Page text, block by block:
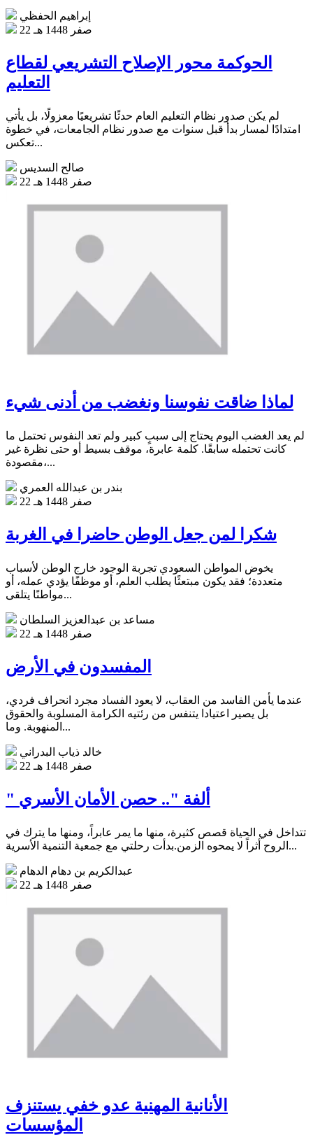
إبراهيم الحفظي
22 صفر 1448 هـ
الحوكمة محور الإصلاح التشريعي لقطاع
التعليم
لم يكن صدور نظام التعليم العام حدثًا تشريعيًا معزولًا، بل يأتي
امتدادًا لمسار بدأ قبل سنوات مع صدور نظام الجامعات، في خطوة
تعكس...
صالح السديس
22 صفر 1448 هـ
لماذا ضاقت نفوسنا ونغضب من أدنى شيء
لم يعد الغضب اليوم يحتاج إلى سببٍ كبير ولم تعد النفوس تحتمل ما
كانت تحتمله سابقًا. كلمة عابرة، موقف بسيط أو حتى نظرة غير
مقصودة،...
بندر بن عبدالله العمري
22 صفر 1448 هـ
شكرا لمن جعل الوطن حاضرا في الغربة
يخوض المواطن السعودي تجربة الوجود خارج الوطن لأسباب
متعددة؛ فقد يكون مبتعثًا يطلب العلم، أو موظفًا يؤدي عمله، أو
مواطنًا يتلقى...
مساعد بن عبدالعزيز السلطان
22 صفر 1448 هـ
المفسدون في الأرض
عندما يأمن الفاسد من العقاب، لا يعود الفساد مجرد انحراف فردي،
بل يصير اعتيادا يتنفس من رئتيه الكرامة المسلوبة والحقوق
المنهوبة. وما...
خالد ذياب البدراني
22 صفر 1448 هـ
" ألفة ".. حصن الأمان الأسري
تتداخل في الحياة قصص كثيرة، منها ما يمر عابراً، ومنها ما يترك في
الروح أثراً لا يمحوه الزمن.بدأت رحلتي مع جمعية التنمية الأسرية...
عبدالكريم بن دهام الدهام
22 صفر 1448 هـ
الأنانية المهنية عدو خفي يستنزف
المؤسسات